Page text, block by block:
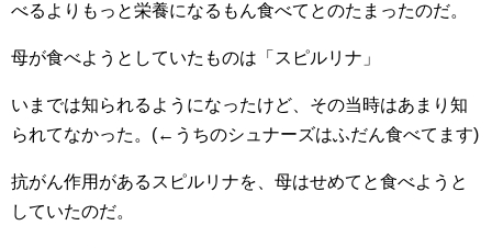
べるよりもっと栄養になるもん食べてとのたまったのだ。
母が食べようとしていたものは「スピルリナ」
いまでは知られるようになったけど、その当時はあまり知
られてなかった。(←うちのシュナーズはふだん食べてます)
抗がん作用があるスピルリナを、母はせめてと食べようと
していたのだ。